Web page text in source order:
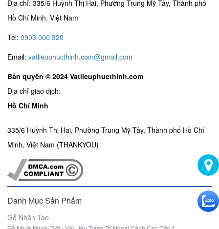
Địa chỉ: 335/6 Huỳnh Thị Hai, Phường Trung Mỹ Tây, Thành phố
Hồ Chí Minh, Việt Nam
Tel: 0903 000 320
Email: vatlieuphucthinh.com@gmail.com
Bản quyền © 2024 Vatlieuphucthinh.com
Địa chỉ giao dịch:
Hồ Chí Minh
335/6 Huỳnh Thị Hai, Phường Trung Mỹ Tây, Thành phố Hồ Chí
Minh, Việt Nam (THANKYOU)
Danh Mục Sản Phẩm
Gỗ Nhân Tạo